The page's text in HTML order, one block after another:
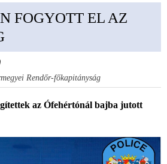
FOGYOTT EL AZ
Rendőr-főkapitányság
az Ófehértónál bajba jutott